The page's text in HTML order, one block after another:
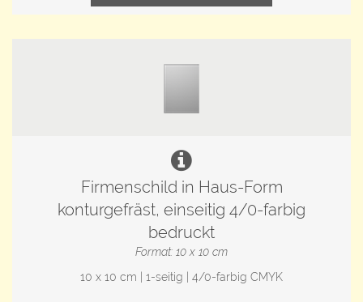
Firmenschild in Haus-Form
konturgefräst, einseitig 4/0-farbig
bedruckt
Format: 10 x 10 cm
10 x 10 cm | 1-seitig | 4/0-farbig CMYK